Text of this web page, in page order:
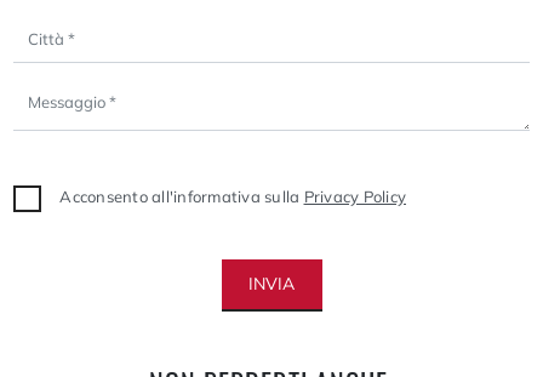
Acconsento all'informativa sulla Privacy Policy
INVIA